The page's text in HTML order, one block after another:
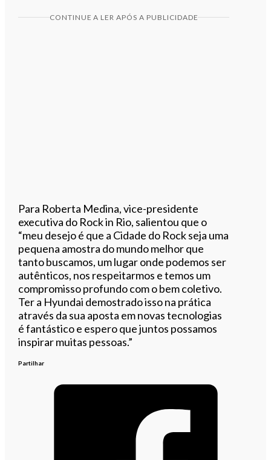
CONTINUE A LER APÓS A PUBLICIDADE
Para Roberta Medina, vice-presidente
executiva do Rock in Rio, salientou que o
“meu desejo é que a Cidade do Rock seja uma
pequena amostra do mundo melhor que
tanto buscamos, um lugar onde podemos ser
autênticos, nos respeitarmos e temos um
compromisso profundo com o bem coletivo.
Ter a Hyundai demostrado isso na prática
através da sua aposta em novas tecnologias
é fantástico e espero que juntos possamos
inspirar muitas pessoas.”
Partilhar